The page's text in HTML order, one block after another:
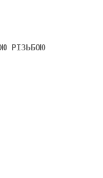
РІЗЬБОЮ